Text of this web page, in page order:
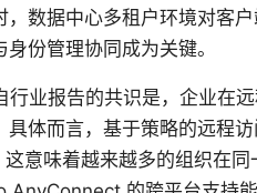
数据中心多租户环境对客
份管理协同成为关键。
业报告的共识是，企业在
体而言，基于策略的远程
意味着越来越多的组织在同